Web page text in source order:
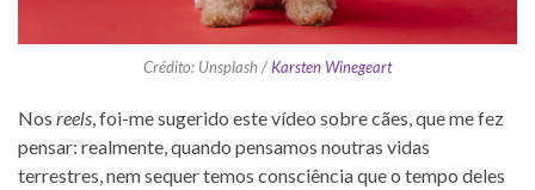
Crédito: Unsplash / Karsten Winegeart
Nos reels , foi-me sugerido este vídeo sobre cães, que me fez
pensar: realmente, quando pensamos noutras vidas
terrestres, nem sequer temos consciência que o tempo deles